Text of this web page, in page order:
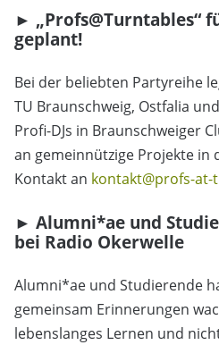
► „Profs@Turntables“
geplant!
Bei der beliebten Partyreihe
TU Braunschweig, Ostfalia
Profi-DJs in Braunschweiger
an gemeinnützige Projekte in
Kontakt an kontakt@profs-
► Alumni*ae und
bei Radio Okerwelle
Alumni*ae und Studierende
gemeinsam Erinnerungen
lebenslanges Lernen und